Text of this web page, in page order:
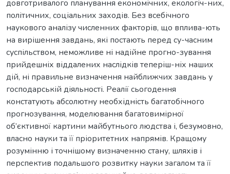
довготривалого планування економічних, екологіч-них,
політичних, соціальних заходів. Без всебічного
наукового аналізу численних факторів, що вплива-ють
на вирішення завдань, які постають перед су-часним
суспільством, неможливе ні надійне прогно-зування
прийдешніх віддалених наслідків теперіш-ніх наших
дій, ні правильне визначення найближчих завдань у
господарській діяльності. Реалії сьогодення
констатують абсолютну необхідність багатобічного
прогнозування, моделювання багатовимірної
об’єктивної картини майбутнього людства і, безумовно,
власно науки та її пріоритетних напрямів. Кращому
розумінню і точнішому визначенню стану, шляхів і
перспектив подальшого розвитку науки загалом та її